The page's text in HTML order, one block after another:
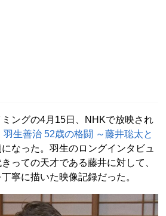
ングの4月15日、NHKで放映され
生善治 52歳の格闘 ～藤井聡太と
なった。羽生のロングインタビュ
っての天才である藤井に対して、
寧に描いた映像記録だった。